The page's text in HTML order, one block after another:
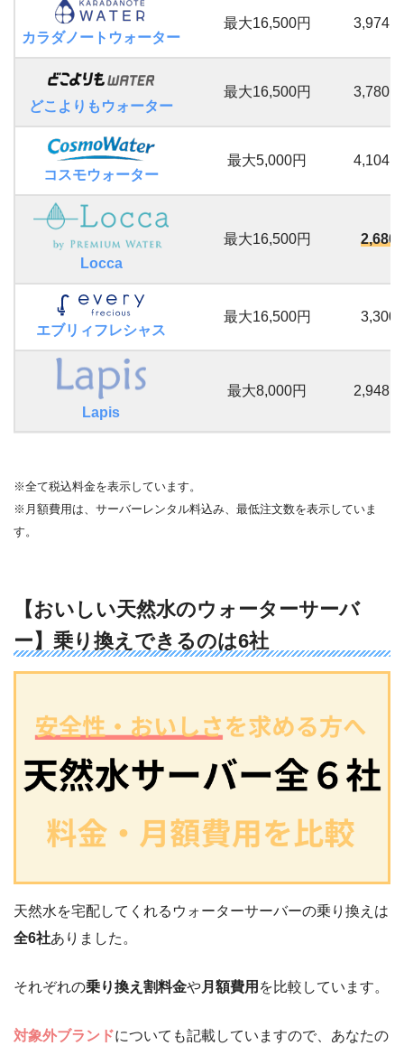
カラダノートウォーター
最大16,500円 3,974
どこよりもウォーター
最大16,500円 3,780
コスモウォーター
最大5,000円 4,104
Locca
最大16,500円 2,680
エブリィフレシャス
最大16,500円 3,300
Lapis
最大8,000円 2,948
※全て税込料金を表示しています。
※月額費用は、サーバーレンタル料込み、最低注文数を表示していま
す。
【おいしい天然水のウォーターサーバ
ー】乗り換えできるのは6社
天然水を宅配してくれるウォーターサーバーの乗り換えは
全6社ありました。
それぞれの乗り換え割料金や月額費用 を比較しています。
対象外ブランドについても記載していますので、あなたの